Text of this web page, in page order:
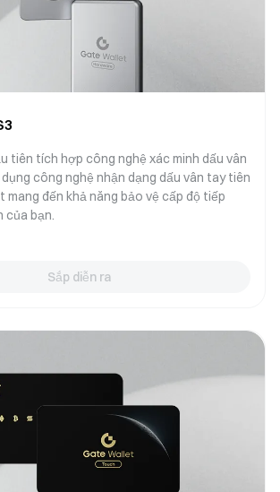
tiên tích hợp công nghệ xác minh dấu vân
công nghệ nhận dạng dấu vân tay tiên
mang đến khả năng bảo vệ cấp độ tiếp
của bạn.
Sắp diễn ra